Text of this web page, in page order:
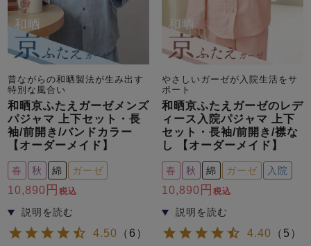
昔ながらの和晒製法が生み出す
特別な風合い
和晒京ふたえガーゼメンズ
パジャマ 上下セット・長
袖/前開き/バンドカラー
【オーダーメイド】
春 秋 綿 ガーゼ
10,890 税込
4.50 （ 6 ）
やさしいガーゼが入院生活をサ
ポート
和晒京ふたえガーゼのレデ
ィース入院パジャマ 上下
セット・長袖/前開き/襟な
し 【オーダーメイド】
春 秋 綿 ガーゼ 入院
10,890 税込
4.40 （ 5 ）